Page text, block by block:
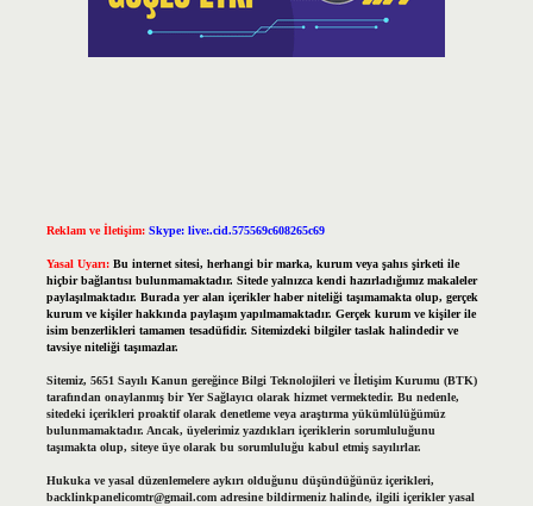
Reklam ve İletişim: Skype: live:.cid.575569c608265c69
Yasal Uyarı: Bu internet sitesi, herhangi bir marka, kurum veya şahıs şirketi ile
hiçbir bağlantısı bulunmamaktadır. Sitede yalnızca kendi hazırladığımız makaleler
paylaşılmaktadır. Burada yer alan içerikler haber niteliği taşımamakta olup, gerçek
kurum ve kişiler hakkında paylaşım yapılmamaktadır. Gerçek kurum ve kişiler ile
isim benzerlikleri tamamen tesadüfidir. Sitemizdeki bilgiler taslak halindedir ve
tavsiye niteliği taşımazlar.
Sitemiz, 5651 Sayılı Kanun gereğince Bilgi Teknolojileri ve İletişim Kurumu (BTK)
tarafından onaylanmış bir Yer Sağlayıcı olarak hizmet vermektedir. Bu nedenle,
sitedeki içerikleri proaktif olarak denetleme veya araştırma yükümlülüğümüz
bulunmamaktadır. Ancak, üyelerimiz yazdıkları içeriklerin sorumluluğunu
taşımakta olup, siteye üye olarak bu sorumluluğu kabul etmiş sayılırlar.
Hukuka ve yasal düzenlemelere aykırı olduğunu düşündüğünüz içerikleri,
backlinkpanelicomtr@gmail.comadresine bildirmeniz halinde, ilgili içerikler yasal